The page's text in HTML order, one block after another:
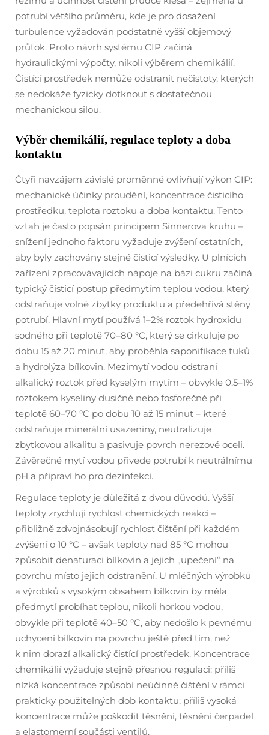
potrubí většího průměru, kde je pro dosažení
turbulence vyžadován podstatně vyšší objemový
průtok. Proto návrh systému CIP začíná
hydraulickými výpočty, nikoli výběrem chemikálií.
Čistící prostředek nemůže odstranit nečistoty, kterých
se nedokáže fyzicky dotknout s dostatečnou
mechanickou silou.
Výběr chemikálií, regulace teploty a doba
kontaktu
Čtyři navzájem závislé proměnné ovlivňují výkon CIP:
mechanické účinky proudění, koncentrace čisticího
prostředku, teplota roztoku a doba kontaktu. Tento
vztah je často popsán principem Sinnerova kruhu –
snížení jednoho faktoru vyžaduje zvýšení ostatních,
aby byly zachovány stejné čisticí výsledky. U plnících
zařízení zpracovávajících nápoje na bázi cukru začíná
typický čisticí postup předmytím teplou vodou, který
odstraňuje volné zbytky produktu a předehřívá stěny
potrubí. Hlavní mytí používá 1–2% roztok hydroxidu
sodného při teplotě 70–80 °C, který se cirkuluje po
dobu 15 až 20 minut, aby proběhla saponifikace tuků
a hydrolýza bílkovin. Mezimytí vodou odstraní
alkalický roztok před kyselým mytím – obvykle 0,5–1%
roztokem kyseliny dusičné nebo fosforečné při
teplotě 60–70 °C po dobu 10 až 15 minut – které
odstraňuje minerální usazeniny, neutralizuje
zbytkovou alkalitu a pasivuje povrch nerezové oceli.
Závěrečné mytí vodou přivede potrubí k neutrálnímu
pH a připraví ho pro dezinfekci.
Regulace teploty je důležitá z dvou důvodů. Vyšší
teploty zrychlují rychlost chemických reakcí –
přibližně zdvojnásobují rychlost čištění při každém
zvýšení o 10 °C – avšak teploty nad 85 °C mohou
způsobit denaturaci bílkovin a jejich „upečení“ na
povrchu místo jejich odstranění. U mléčných výrobků
a výrobků s vysokým obsahem bílkovin by měla
předmytí probíhat teplou, nikoli horkou vodou,
obvykle při teplotě 40–50 °C, aby nedošlo k pevnému
uchycení bílkovin na povrchu ještě před tím, než
k nim dorazí alkalický čistící prostředek. Koncentrace
chemikálií vyžaduje stejně přesnou regulaci: příliš
nízká koncentrace způsobí neúčinné čištění v rámci
prakticky použitelných dob kontaktu; příliš vysoká
koncentrace může poškodit těsnění, těsnění čerpadel
a elastomerní součásti ventilů.